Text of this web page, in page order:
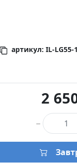
артикул: IL-LG55-
2